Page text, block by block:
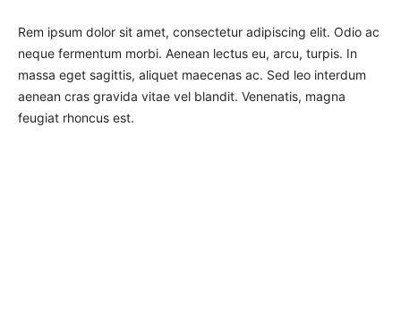
Rem ipsum dolor sit amet, consectetur adipiscing elit. Odio ac
neque fermentum morbi. Aenean lectus eu, arcu, turpis. In
massa eget sagittis, aliquet maecenas ac. Sed leo interdum
aenean cras gravida vitae vel blandit. Venenatis, magna
feugiat rhoncus est.